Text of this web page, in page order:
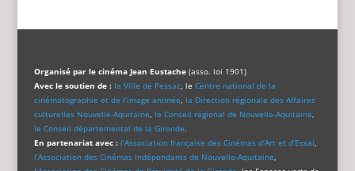
Organisé par le cinéma Jean Eustache(asso. loi 1901)
Avec le soutien de : la Ville de Pessac, le Centre national de la
cinématographie et de l’image animée, la Direction régionale des Affaires
culturelles Nouvelle-Aquitaine, le Conseil régional de Nouvelle-Aquitaine,
le Conseil départemental de la Gironde.
En partenariat avec : l’Association française des Cinémas d’Art et d’Essai,
l’Association des Cinémas Indépendants de Nouvelle-Aquitaine,